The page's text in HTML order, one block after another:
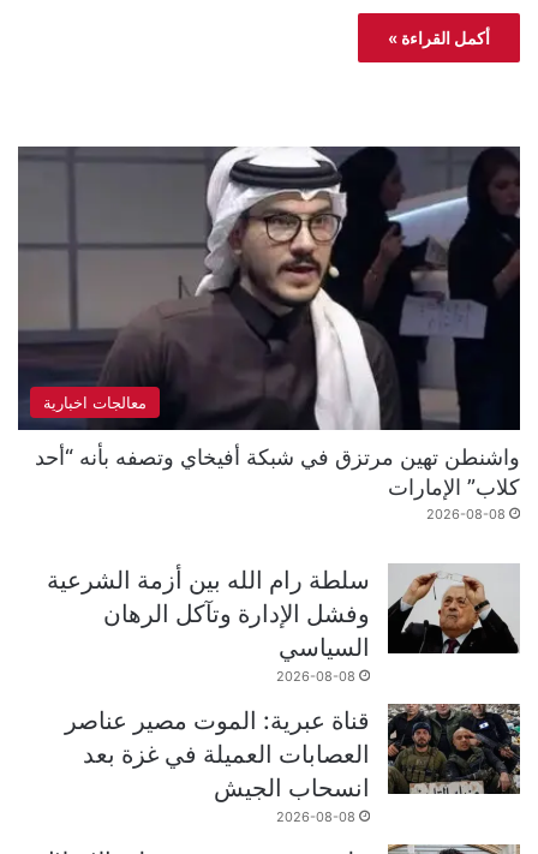
أكمل القراءة »
معالجات اخبارية
واشنطن تهين مرتزق في شبكة أفيخاي وتصفه بأنه “أحد
كلاب” الإمارات
2026-08-08
سلطة رام الله بين أزمة الشرعية
وفشل الإدارة وتآكل الرهان
السياسي
2026-08-08
قناة عبرية: الموت مصير عناصر
العصابات العميلة في غزة بعد
انسحاب الجيش
2026-08-08